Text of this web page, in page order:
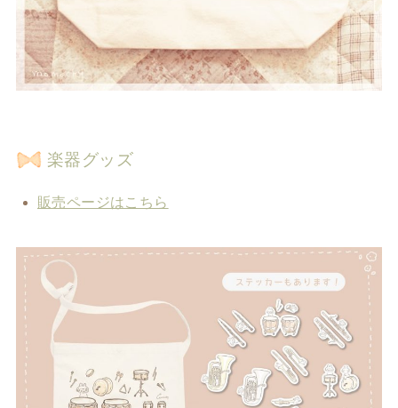
楽器グッズ
販売ページはこちら